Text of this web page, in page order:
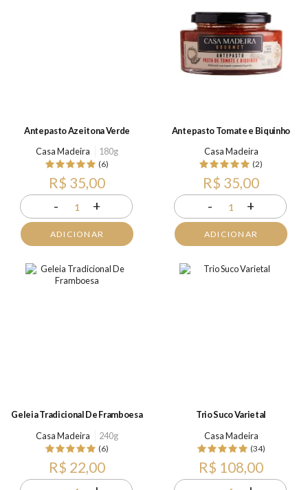
Antepasto Azeitona Verde
Casa Madeira
180g
(6)
R$ 35,00
- 1 +
ADICIONAR
Antepasto Tomate e Biquinho
Casa Madeira
(2)
R$ 35,00
- 1 +
ADICIONAR
Geleia Tradicional De Framboesa
Casa Madeira
240g
(6)
R$ 22,00
Trio Suco Varietal
Casa Madeira
(34)
R$ 108,00